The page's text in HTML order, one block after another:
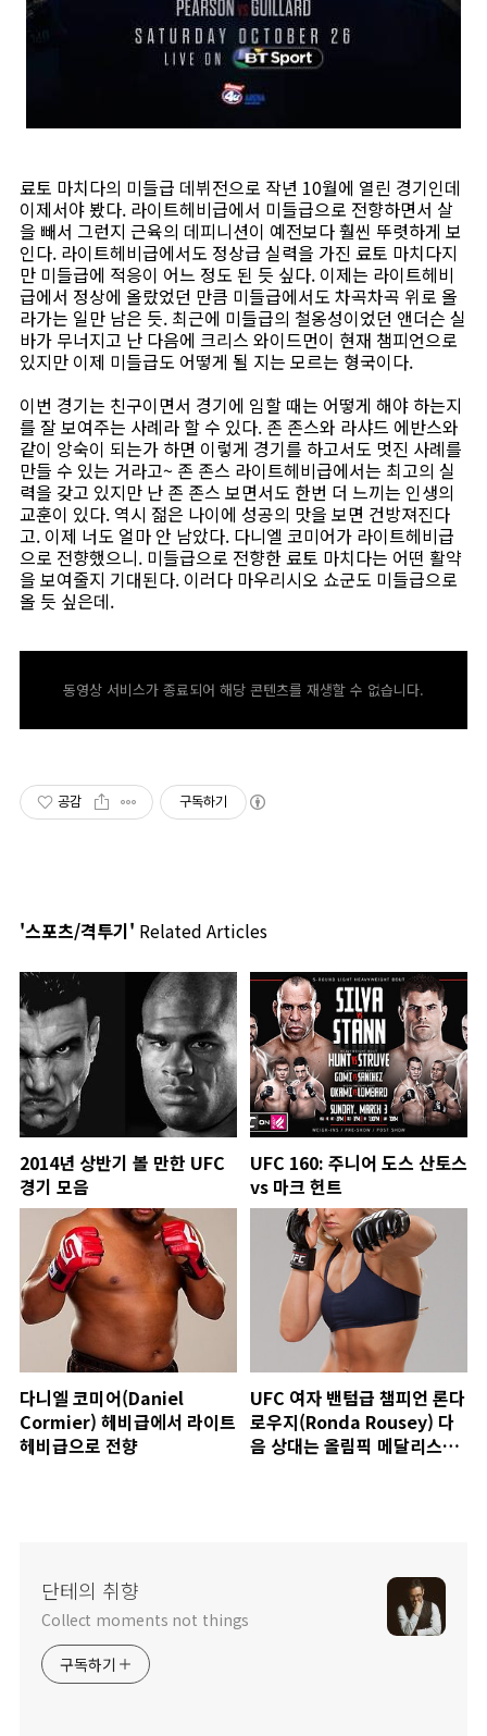
료토 마치다의 미들급 데뷔전으로 작년 10월에 열린 경기인데
이제서야 봤다. 라이트헤비급에서 미들급으로 전향하면서 살
을 빼서 그런지 근육의 데피니션이 예전보다 훨씬 뚜렷하게 보
인다. 라이트헤비급에서도 정상급 실력을 가진 료토 마치다지
만 미들급에 적응이 어느 정도 된 듯 싶다. 이제는 라이트헤비
급에서 정상에 올랐었던 만큼 미들급에서도 차곡차곡 위로 올
라가는 일만 남은 듯. 최근에 미들급의 철옹성이었던 앤더슨 실
바가 무너지고 난 다음에 크리스 와이드먼이 현재 챔피언으로
있지만 이제 미들급도 어떻게 될 지는 모르는 형국이다.
이번 경기는 친구이면서 경기에 임할 때는 어떻게 해야 하는지
를 잘 보여주는 사례라 할 수 있다. 존 존스와 라샤드 에반스와
같이 앙숙이 되는가 하면 이렇게 경기를 하고서도 멋진 사례를
만들 수 있는 거라고~ 존 존스 라이트헤비급에서는 최고의 실
력을 갖고 있지만 난 존 존스 보면서도 한번 더 느끼는 인생의
교훈이 있다. 역시 젊은 나이에 성공의 맛을 보면 건방져진다
고. 이제 너도 얼마 안 남았다. 다니엘 코미어가 라이트헤비급
으로 전향했으니. 미들급으로 전향한 료토 마치다는 어떤 활약
을 보여줄지 기대된다. 이러다 마우리시오 쇼군도 미들급으로
올 듯 싶은데.
동영상 서비스가 종료되어 해당 콘텐츠를 재생할 수 없습니다.
공감 구독하기
'스포츠/격투기' Related Articles
2014년 상반기 볼 만한 UFC
경기 모음
UFC 160: 주니어 도스 산토스
vs 마크 헌트
다니엘 코미어(Daniel
Cormier) 헤비급에서 라이트
헤비급으로 전향
UFC 여자 밴텀급 챔피언 론다
로우지(Ronda Rousey) 다
음 상대는 올림픽 메달리스트
단테의 취향
Collect moments not things
구독하기